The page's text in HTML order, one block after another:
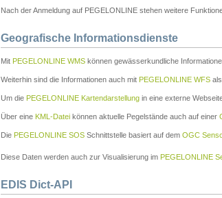
Nach der Anmeldung auf PEGELONLINE stehen weitere
Geografische Informationsdienste
Mit PEGELONLINE WMS können gewässerkundliche
Weiterhin sind die Informationen auch mit PEGELONLINE WFS als
Um die PEGELONLINE Kartendarstellung in eine externe
Über eine KML-Datei können aktuelle Pegelstände auch auf einer
Die PEGELONLINE SOS Schnittstelle basiert auf dem OGC
Diese Daten werden auch zur Visualisierung im PEGELONLINE
EDIS Dict-API